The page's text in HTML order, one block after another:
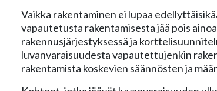
Vaikka rakentaminen ei lupaa
vapautetusta rakentamisesta jää pois
rakennusjärjestyksessä ja
luvanvaraisuudesta vapautettujenkin
rakentamista koskevien säännösten ja